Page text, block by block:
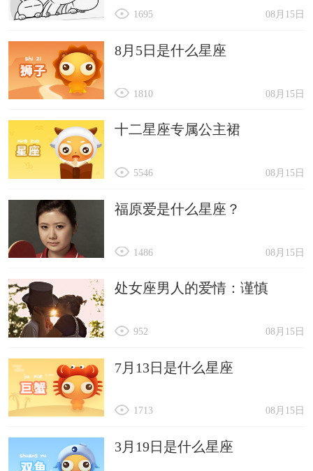
08月15日
1695
8月5日是什么星座
08月15日
1810
十二星座专属公主裙
08月15日
5546
福原爱是什么星座？
08月15日
1486
处女座男人的爱情：谨慎
08月15日
952
7月13日是什么星座
08月15日
1713
3月19日是什么星座